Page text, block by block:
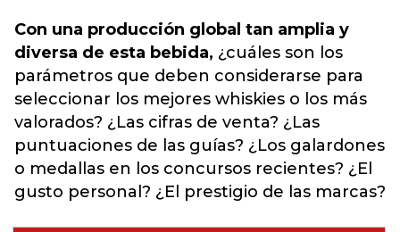
Con una producción global tan amplia y
diversa de esta bebida, ¿cuáles son los
parámetros que deben considerarse para
seleccionar los mejores whiskies o los más
valorados? ¿Las cifras de venta? ¿Las
puntuaciones de las guías? ¿Los galardones
o medallas en los concursos recientes? ¿El
gusto personal? ¿El prestigio de las marcas?